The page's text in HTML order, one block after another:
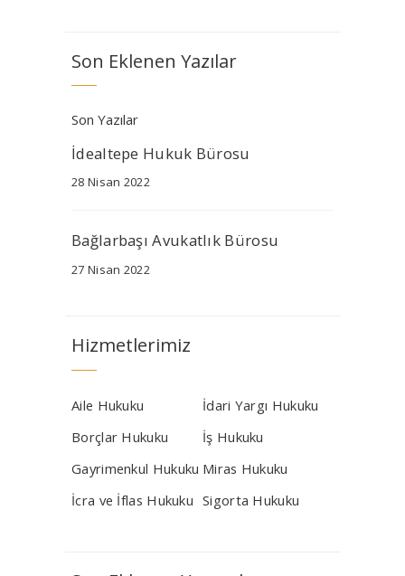
Son Eklenen Yazılar
Son Yazılar
İdealtepe Hukuk Bürosu
28 Nisan 2022
Bağlarbaşı Avukatlık Bürosu
27 Nisan 2022
Hizmetlerimiz
Aile Hukuku
Borçlar Hukuku
Gayrimenkul Hukuku
İcra ve İflas Hukuku
İdari Yargı Hukuku
İş Hukuku
Miras Hukuku
Sigorta Hukuku